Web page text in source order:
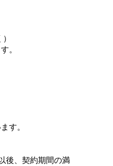
。
す。
後、契約期間の満